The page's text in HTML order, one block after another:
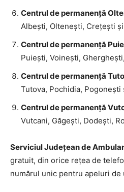
Centrul de permanență
Albești, Oltenești, Crețești
Centrul de permanență
Puiești, Voinești,
Centrul de permanență
Tutova, Pochidia, Pogoneşti
Centrul de permanență
Vutcani, Găgești, Dodești,
Serviciul Judeţean de
gratuit, din orice reţea de
numărul unic pentru apeluri de